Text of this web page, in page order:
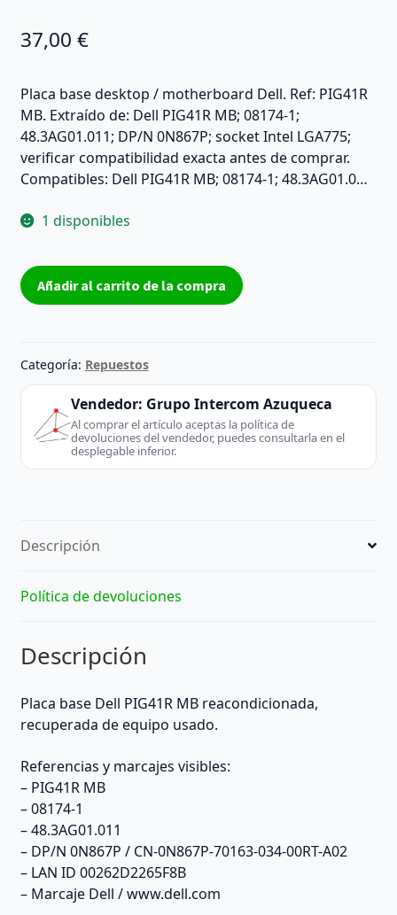
37,00 €
Placa base desktop / motherboard Dell. Ref: PIG41R
MB. Extraído de: Dell PIG41R MB; 08174-1;
48.3AG01.011; DP/N 0N867P; socket Intel LGA775;
verificar compatibilidad exacta antes de comprar.
Compatibles: Dell PIG41R MB; 08174-1; 48.3AG01.0…
1 disponibles
Placa
base
MB
08174-
48.3AG01.011
DP/N
0N867P
Reacondicionada
Añadir al carrito de la compra
Categoría: Repuestos
Vendedor: Grupo Intercom Azuqueca
Al comprar el artículo aceptas la política de
devoluciones del vendedor, puedes consultarla en el
desplegable inferior.
Descripción
Política de devoluciones
Descripción
Placa base Dell PIG41R MB reacondicionada,
recuperada de equipo usado.
Referencias y marcajes visibles:
– PIG41R MB
– 08174-1
– 48.3AG01.011
– DP/N 0N867P / CN-0N867P-70163-034-00RT-A02
– LAN ID 00262D2265F8B
– Marcaje Dell / www.dell.com